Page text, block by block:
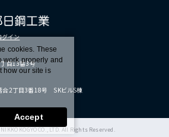
グイン
目13番3号
合2丁目3番18号 SKビルS棟
KOGYO CO., LTD. All Rights Reserved.
cookies. These
work properly and
how our site is
Accept